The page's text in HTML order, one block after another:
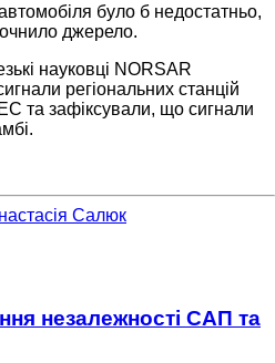
було б недостатньо,
джерело.
науковці NORSAR
регіональних станцій
та зафіксували, що сигнали
Салюк
незалежності САП та